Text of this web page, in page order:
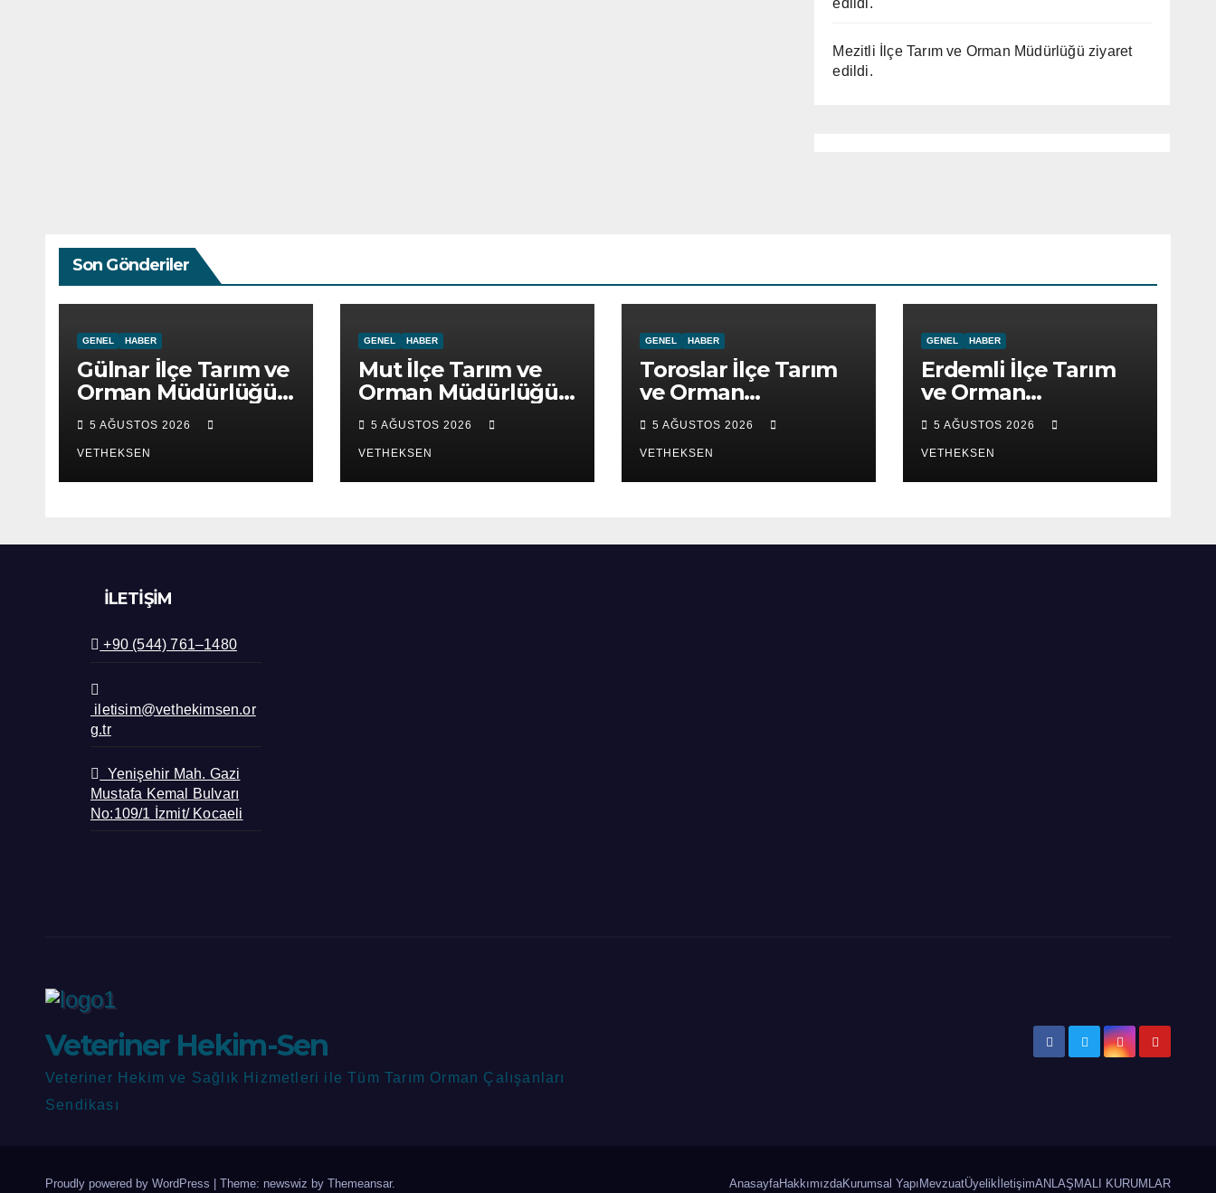
Mezitli İlçe Tarım ve Orman Müdürlüğü ziyaret
edildi.
Son Gönderiler
GENEL HABER
Gülnar İlçe Tarım ve
Orman Müdürlüğü
ziyaret edildi.
5 AĞUSTOS 2026
VETHEKSEN
GENEL HABER
Mut İlçe Tarım ve
Orman Müdürlüğü
ziyaret edildi.
5 AĞUSTOS 2026
VETHEKSEN
GENEL HABER
Toroslar İlçe Tarım
ve Orman
Müdürlüğü ziyaret
edildi.
5 AĞUSTOS 2026
VETHEKSEN
GENEL HABER
Erdemli İlçe Tarım
ve Orman
Müdürlüğü ziyaret
edildi.
5 AĞUSTOS 2026
VETHEKSEN
İLETIŞIM
+90 (544) 761–1480
iletisim@vethekimsen.or
g.tr
Yenişehir Mah. Gazi
Mustafa Kemal Bulvarı
No:109/1 İzmit/ Kocaeli
Veteriner Hekim-Sen
Veteriner Hekim ve Sağlık Hizmetleri ile Tüm Tarım Orman Çalışanları
Sendikası
Proudly powered by WordPress Theme: newswiz by Themeansar. AnasayfaHakkımızdaKurumsal Yapı MevzuatÜyelik İletişimANLAŞMALI KURUMLAR